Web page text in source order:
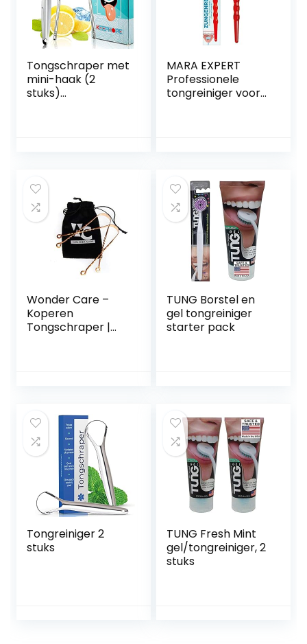
Tongschraper met
mini-haak (2
stuks)
elimineren slechte
adem en
medische kwaliteit
roestvrijstalen
tongborstel
MARA EXPERT
Professionele
tongreiniger voor
en reinigt de tong
grondig, zacht en
effectief (rood)
Wonder Care –
Koperen
Tongschraper |
Tongreiniger
Schraper | Zigzag
+ Twister Tongue
Cleaner
TUNG Borstel en
gel tongreiniger
starter pack
Tongreiniger 2
stuks
TUNG Fresh Mint
gel/tongreiniger, 2
stuks